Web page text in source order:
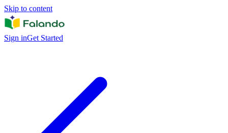
Skip to content
Sign inGet Started